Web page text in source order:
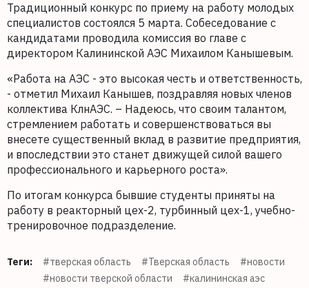
Традиционный конкурс по приему на работу молодых
специалистов состоялся 5 марта. Собеседование с
кандидатами проводила комиссия во главе с
директором Калининской АЭС Михаилом Канышевым.
«Работа на АЭС - это высокая честь и ответственность,
- отметил Михаил Канышев, поздравляя новых членов
коллектива КлнАЭС. – Надеюсь, что своим талантом,
стремлением работать и совершенствоваться вы
внесете существенный вклад в развитие предприятия,
и впоследствии это станет движущей силой вашего
профессионального и карьерного роста».
По итогам конкурса бывшие студенты приняты на
работу в реакторный цех-2, турбинный цех-1, учебно-
тренировочное подразделение.
Теги: #тверская область #Тверская область
#новости
#новости тверской области
#калининская аэс